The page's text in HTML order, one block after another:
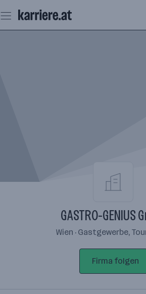
Seiteninhalt
springen
GASTRO-GENIUS
Wien · Gastgewerbe,
Firma folgen